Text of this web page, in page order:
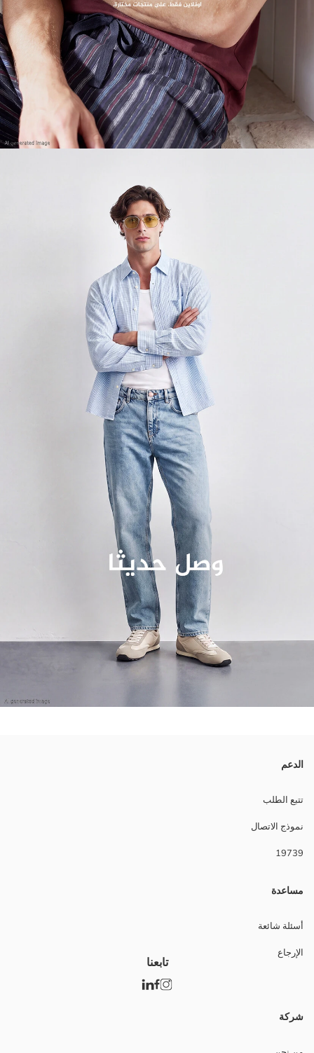
الدعم
تتبع الطلب
نموذج الاتصال
19739
مساعدة
أسئلة شائعة
الإرجاع
شركة
تابعنا